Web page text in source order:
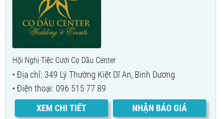
Hội Nghị Tiệc Cưới Cọ Dầu Center
Địa chỉ: 349 Lý Thường Kiệt Dĩ An, Bình Dương
Điện thoại: 096 515 77 89
XEM CHI TIẾT
NHẬN BÁO GIÁ